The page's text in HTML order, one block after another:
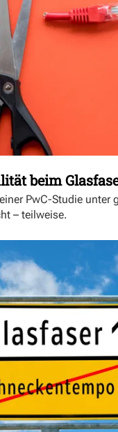
beim
PwC-Studie unter
– teilweise.